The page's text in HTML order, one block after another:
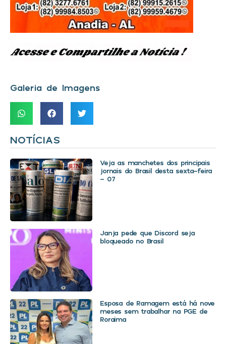
Galeria de Imagens
NOTÍCIAS
Veja as manchetes dos principais
jornais do Brasil desta sexta-feira
– 07
Janja pede que Discord seja
bloqueado no Brasil
Esposa de Ramagem está há nove
meses sem trabalhar na PGE de
Roraima